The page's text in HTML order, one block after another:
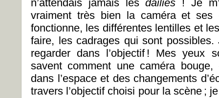
n’attendais jamais lesdailies ! Je
vraiment très bien la caméra et ses
fonctionne, les différentes lentilles et
faire, les cadrages qui sont possibles.
regarder dans l’objectif ! Mes yeux
savent comment une caméra bouge,
dans l’espace et des changements
travers l’objectif choisi pour la scène ;